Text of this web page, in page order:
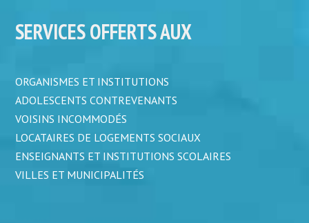
SERVICES OFFERTS AUX
ORGANISMES ET INSTITUTIONS
ADOLESCENTS CONTREVENANTS
VOISINS INCOMMODÉS
LOCATAIRES DE LOGEMENTS SOCIAUX
ENSEIGNANTS ET INSTITUTIONS SCOLAIRES
VILLES ET MUNICIPALITÉS